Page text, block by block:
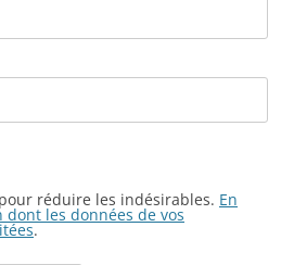
réduire les indésirables. En
les données de vos
.